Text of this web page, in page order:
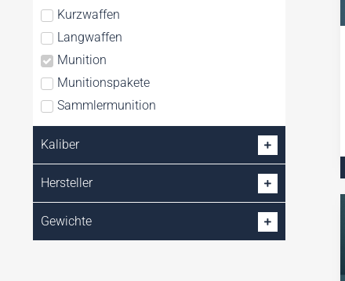
Kurzwaffen
Langwaffen
Munition
Munitionspakete
Sammlermunition
Signalwaffen
Waffen
Kaliber
Hersteller
Gewichte